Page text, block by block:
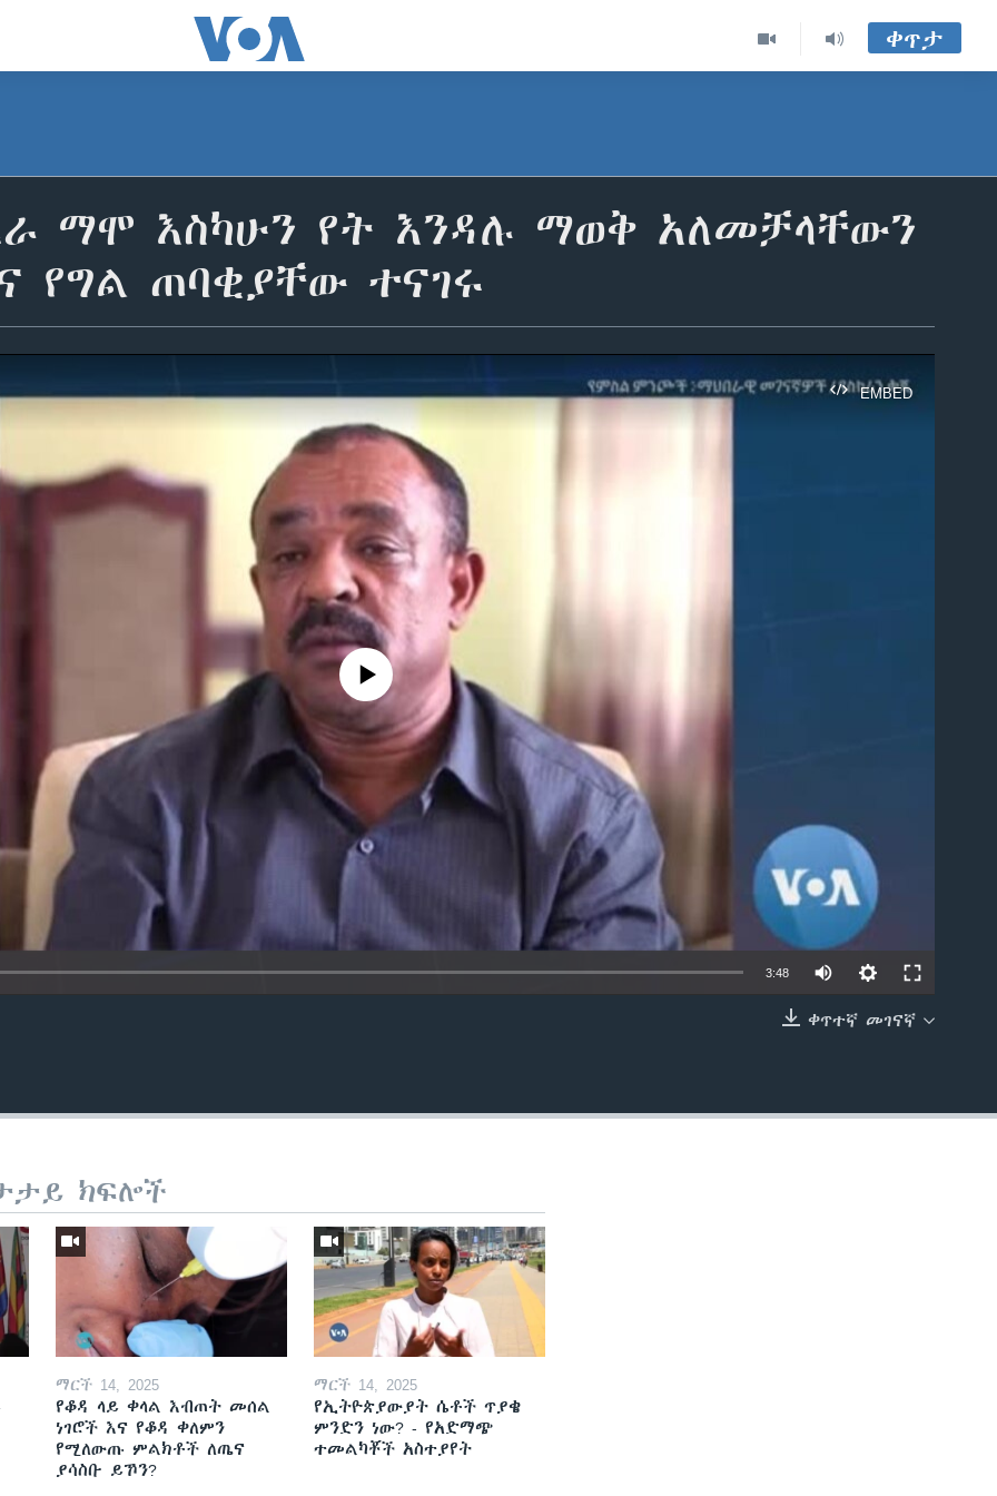
ቀጥታ
ማሞ እስካሁን የት እንዳሉ ማወቅ አለመቻላቸውን
የግል ጠባቂያቸው ተናገሩ
EMBED
EMBED
No media source currently available
3:48
ቀጥተኛ መገናኛ
ክፍሎች
ማርች 14, 2025
የቆዳ ላይ ቀላል እብጠት መሰል
ነገሮች እና የቆዳ ቀለምን
የሚለውጡ ምልክቶች ለጤና
ያሳስቡ ይኾን?
ማርች 14, 2025
የኢትዮጵያውያት ሴቶች ጥያቄ
ምንድን ነው? - የአድማጭ
ተመልካቾች አስተያየት